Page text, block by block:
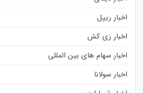
اخبار ریپل
اخبار زی کش
اخبار سهام های بین المللی
اخبار سولانا